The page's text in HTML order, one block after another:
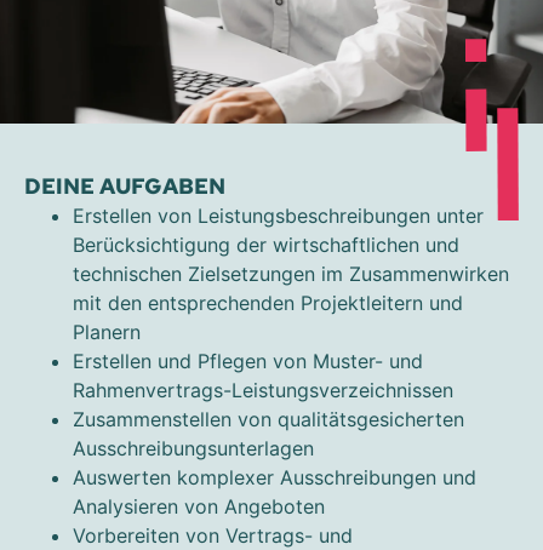
DEINE AUFGABEN
Erstellen von Leistungsbeschreibungen unter
Berücksichtigung der wirtschaftlichen und
technischen Zielsetzungen im Zusammenwirken
mit den entsprechenden Projektleitern und
Planern
Erstellen und Pflegen von Muster- und
Rahmenvertrags-Leistungsverzeichnissen
Zusammenstellen von qualitätsgesicherten
Ausschreibungsunterlagen
Auswerten komplexer Ausschreibungen und
Analysieren von Angeboten
Vorbereiten von Vertrags- und